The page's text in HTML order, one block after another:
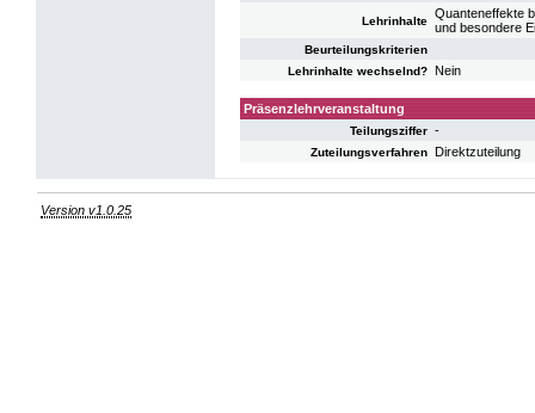
Lehrinhalte
Quanteneffekte
und besondere
Beurteilungskriterien
Lehrinhalte wechselnd? Nein
Präsenzlehrveranstaltung
Teilungsziffer -
Zuteilungsverfahren Direktzuteilung
Version v1.0.25